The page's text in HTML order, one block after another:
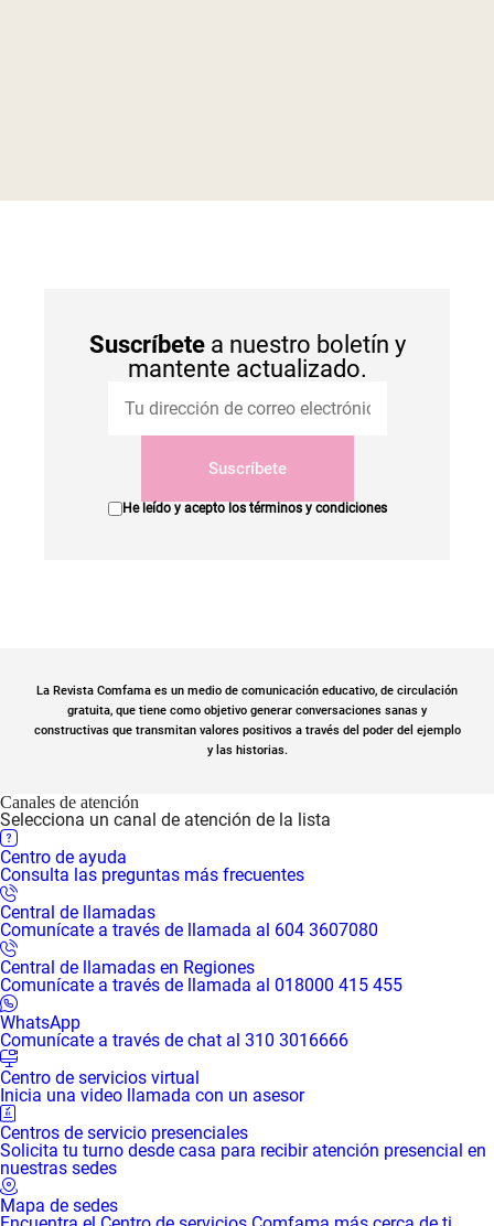
Suscríbetea nuestro boletín y
mantente actualizado.
Suscríbete
He leído y acepto los términos y condiciones
La Revista Comfama es un medio de comunicación educativo, de circulación
gratuita, que tiene como objetivo generar conversaciones sanas y
constructivas que transmitan valores positivos a través del poder del ejemplo
y las historias.
Canales de atención
Selecciona un canal de atención de la lista
Centro de ayuda
Consulta las preguntas más frecuentes
Central de llamadas
Comunícate a través de llamada al 604 3607080
Central de llamadas en Regiones
Comunícate a través de llamada al 018000 415 455
WhatsApp
Comunícate a través de chat al 310 3016666
Centro de servicios virtual
Inicia una video llamada con un asesor
Centros de servicio presenciales
Solicita tu turno desde casa para recibir atención presencial en
nuestras sedes
Mapa de sedes